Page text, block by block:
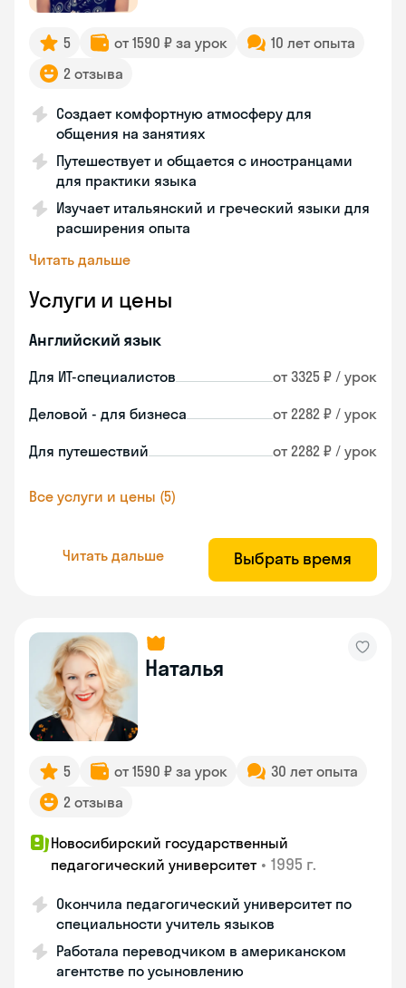
5 от 1590 ₽ за урок
10 лет опыта
2 отзыва
Создает комфортную атмосферу для
общения на занятиях
Путешествует и общается с иностранцами
для практики языка
Изучает итальянский и греческий языки для
расширения опыта
Читать дальше
Услуги и цены
Английский язык
Для ИТ-специалистов от 3325 ₽ / урок
Деловой - для бизнеса от 2282 ₽ / урок
Для путешествий от 2282 ₽ / урок
Все услуги и цены (5)
Читать дальше Выбрать время
Наталья
5 от 1590 ₽ за урок
30 лет опыта
2 отзыва
Новосибирский государственный
педагогический университет • 1995 г.
Окончила педагогический университет по
специальности учитель языков
Работала переводчиком в американском
агентстве по усыновлению